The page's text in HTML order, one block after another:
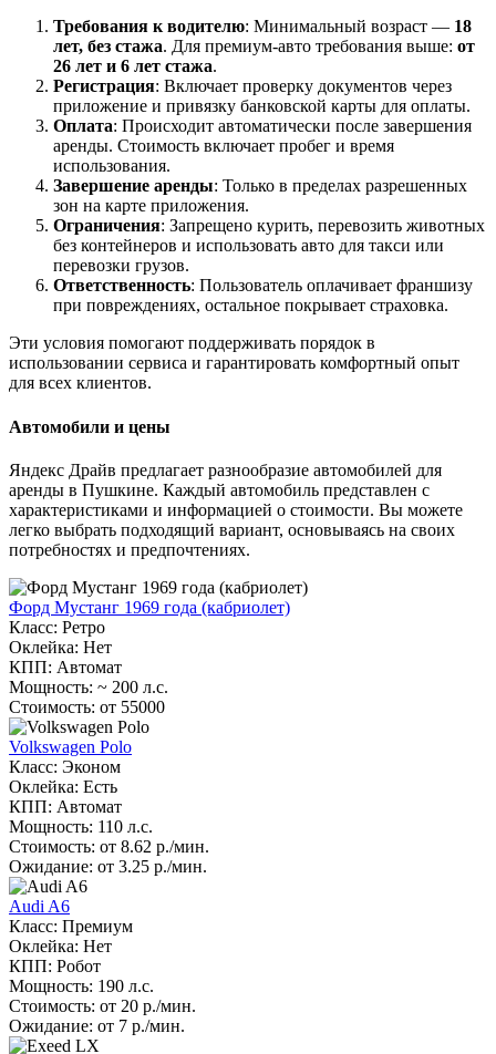
Требования к водителю: Минимальный возраст — 18
лет, без стажа. Для премиум-авто требования выше: от
26 лет и 6 лет стажа.
Регистрация: Включает проверку документов через
приложение и привязку банковской карты для оплаты.
Оплата: Происходит автоматически после завершения
аренды. Стоимость включает пробег и время
использования.
Завершение аренды: Только в пределах разрешенных
зон на карте приложения.
Ограничения: Запрещено курить, перевозить животных
без контейнеров и использовать авто для такси или
перевозки грузов.
Ответственность: Пользователь оплачивает франшизу
при повреждениях, остальное покрывает страховка.
Эти условия помогают поддерживать порядок в
использовании сервиса и гарантировать комфортный опыт
для всех клиентов.
Автомобили и цены
Яндекс Драйв предлагает разнообразие автомобилей для
аренды в Пушкине. Каждый автомобиль представлен с
характеристиками и информацией о стоимости. Вы можете
легко выбрать подходящий вариант, основываясь на своих
потребностях и предпочтениях.
Форд Мустанг 1969 года (кабриолет)
Класс: Ретро
Оклейка: Нет
КПП: Автомат
Мощность: ~ 200 л.с.
Стоимость: от 55000
Volkswagen Polo
Класс: Эконом
Оклейка: Есть
КПП: Автомат
Мощность: 110 л.с.
Стоимость: от 8.62 р./мин.
Ожидание: от 3.25 р./мин.
Audi A6
Класс: Премиум
Оклейка: Нет
КПП: Робот
Мощность: 190 л.с.
Стоимость: от 20 р./мин.
Ожидание: от 7 р./мин.